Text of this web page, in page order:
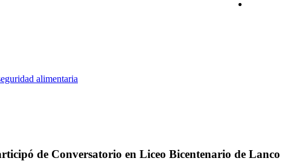
alimentaria
de Conversatorio en Liceo Bicentenario de Lanco